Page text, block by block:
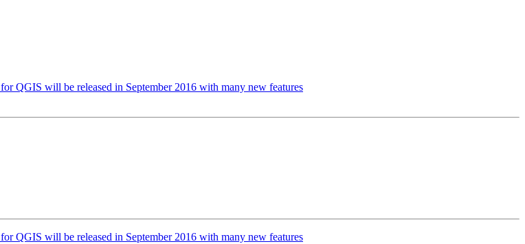
QGIS will be released in September 2016 with many new features
QGIS will be released in September 2016 with many new features